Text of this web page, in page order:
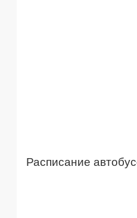
Расписание